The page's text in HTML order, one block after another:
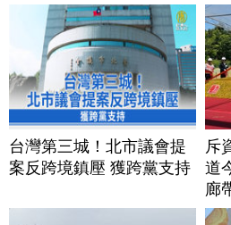
台灣第三城！北市議會提
案反跨境鎮壓 獲跨黨支持
斥
道
廊